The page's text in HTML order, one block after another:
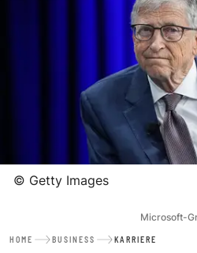
© Getty Images
Microsoft-
HOME BUSINESS KARRIERE